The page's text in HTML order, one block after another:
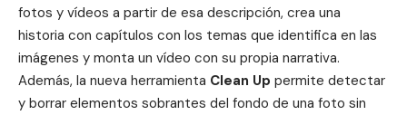
fotos y vídeos a partir de esa descripción, crea una
historia con capítulos con los temas que identifica en las
imágenes y monta un vídeo con su propia narrativa.
Además, la nueva herramienta Clean Up permite detectar
y borrar elementos sobrantes del fondo de una foto sin